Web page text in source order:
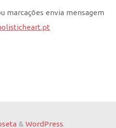
marcações envia mensagem
& WordPress.